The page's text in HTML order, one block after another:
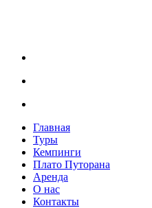
Главная
Туры
Кемпинги
Плато Путорана
Аренда
О нас
Контакты